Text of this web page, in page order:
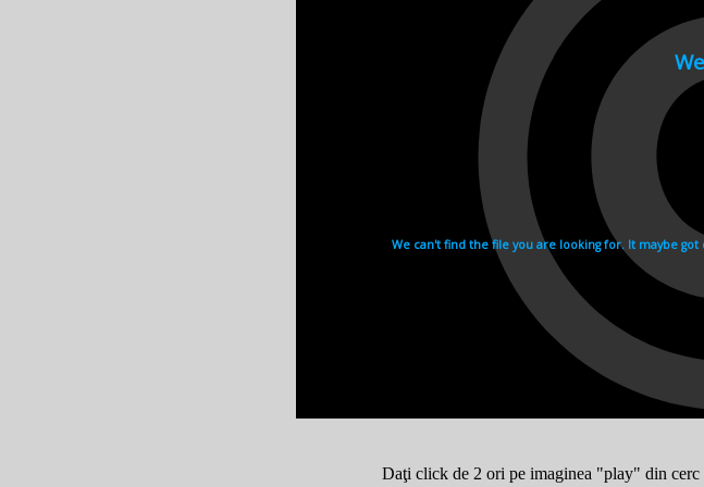
această moştenire generaţiei următoare, care o va duce
Manuscrisul e împărţit în mai multe părţi, fiecare fiind
Prima viziune – Masa critică
Transformarea începe cu Prima Viziune. Începem să
momente în viaţa noastră când ne simţim diferiţi, mai
şi nu ne împăcăm cu întâmplările care par să ne doboare.
În relaţiile amoroase, atunci când ambii parteneri cer
întotdeauna acolo, cu preocupările lui, inevitabil apare o
În final, devenim conştienţi de ceea ce căutăm cu
ideea în întregul ei, am atins Prima Viziune. Prima
viaţa omului; îţi dă sentimentul că mai există şi altceva.
Prima Viziune apare atunci când devenim conştienţi de
programate, ca şi cum viaţa ne-ar fi condusă de o forţă
spiritual, ceva care lucrează dincolo de tot ce facem.
urmare, ne simţim mai vii. Aceasta este experienţa pe
Daţi click de 2 ori pe imaginea "play" din cerc